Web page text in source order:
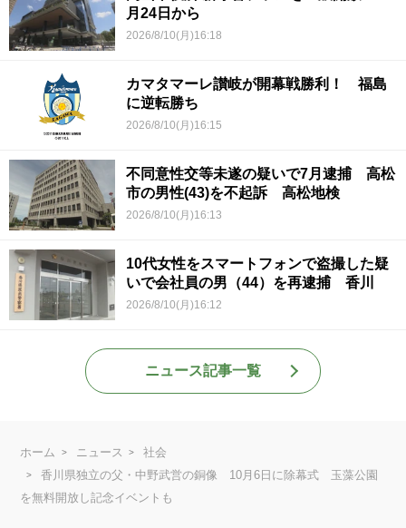
月24日から
2026/8/10(月)16:18
カマタマーレ讃岐が開幕戦勝利！ 福島
に逆転勝ち
2026/8/10(月)16:15
不同意性交等未遂の疑いで7月逮捕 高松
市の男性(43)を不起訴 高松地検
2026/8/10(月)16:13
10代女性をスマートフォンで盗撮した疑
いで会社員の男（44）を再逮捕 香川
2026/8/10(月)16:12
ニュース記事一覧
ホーム ニュース
社会
香川県独立の父・中野武営の銅像 10月6日に除幕式 玉藻公園
を無料開放し記念イベントも